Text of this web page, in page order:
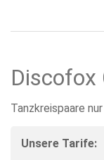
Discofox
Tanzkreispaare
Unsere Tarife: